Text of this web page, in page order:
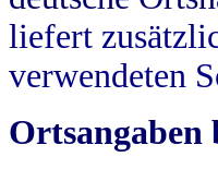
liefert
verwendeten
Ortsangaben